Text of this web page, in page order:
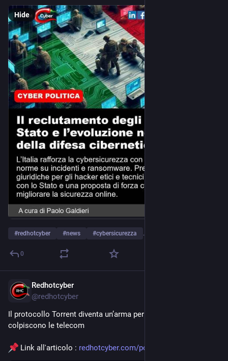
Hide
#redhotcyber #news #cybersicurezza …and 5 more
0
Redhotcyber
@redhotcyber
Il protocollo Torrent diventa un’arma per gli APT che
colpiscono le telecom
Link all'articolo : redhotcyber.com/post/il-protoc